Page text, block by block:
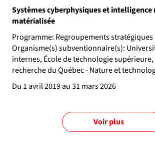
Systèmes cyberphysiques et intelligence
matérialisée
Programme: Regroupements stratégiques
Organisme(s) subventionnaire(s):
internes, École de technologie
recherche du Québec - Nature et
Du 1 avril 2019 au 31 mars 2026
Voir plus